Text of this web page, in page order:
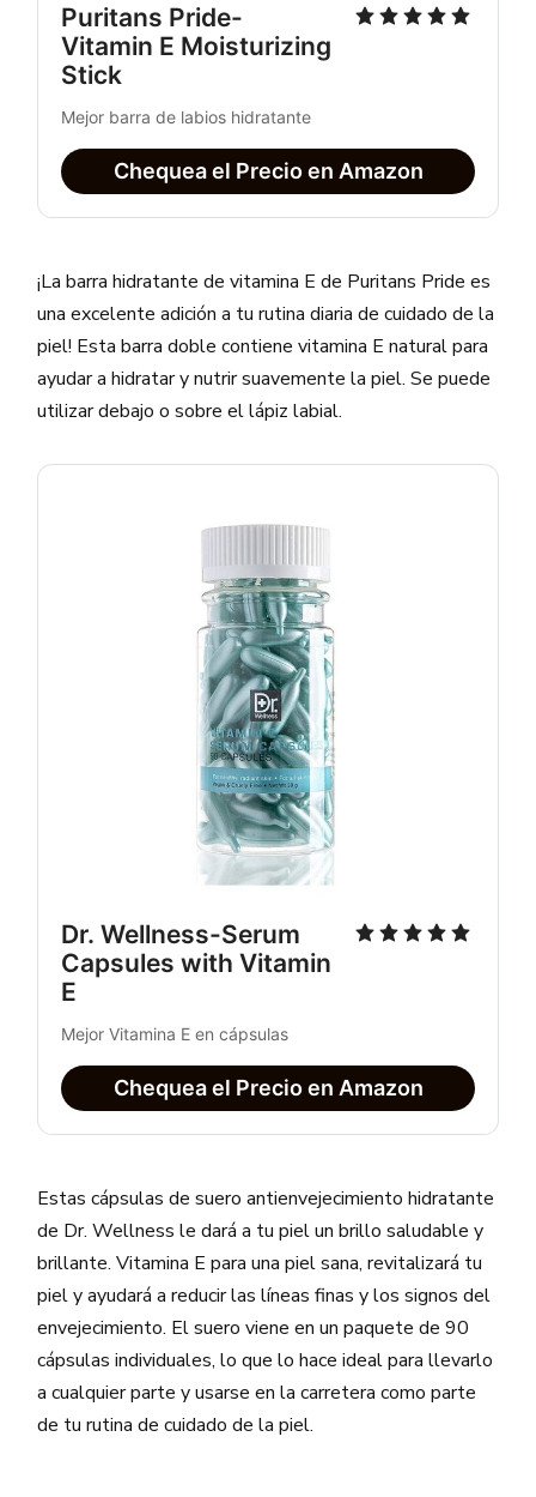
Puritans Pride-
Vitamin E Moisturizing
Stick
Mejor barra de labios hidratante
Chequea el Precio en Amazon
¡La barra hidratante de vitamina E de Puritans Pride es
una excelente adición a tu rutina diaria de cuidado de la
piel! Esta barra doble contiene vitamina E natural para
ayudar a hidratar y nutrir suavemente la piel. Se puede
utilizar debajo o sobre el lápiz labial.
Dr. Wellness-Serum
Capsules with Vitamin
E
Mejor Vitamina E en cápsulas
Chequea el Precio en Amazon
Estas cápsulas de suero antienvejecimiento hidratante
de Dr. Wellness le dará a tu piel un brillo saludable y
brillante. Vitamina E para una piel sana, revitalizará tu
piel y ayudará a reducir las líneas finas y los signos del
envejecimiento. El suero viene en un paquete de 90
cápsulas individuales, lo que lo hace ideal para llevarlo
a cualquier parte y usarse en la carretera como parte
de tu rutina de cuidado de la piel.